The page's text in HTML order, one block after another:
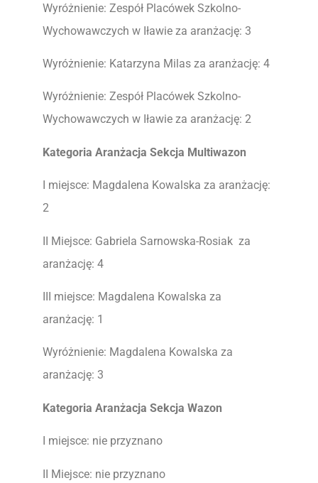
Wyróżnienie: Zespół Placówek Szkolno-
Wychowawczych w Iławie za aranżację: 3
Wyróżnienie: Katarzyna Milas za aranżację: 4
Wyróżnienie: Zespół Placówek Szkolno-
Wychowawczych w Iławie za aranżację: 2
Kategoria Aranżacja Sekcja Multiwazon
I miejsce: Magdalena Kowalska za aranżację:
2
II Miejsce: Gabriela Sarnowska-Rosiak za
aranżację: 4
III miejsce: Magdalena Kowalska za
aranżację: 1
Wyróżnienie: Magdalena Kowalska za
aranżację: 3
Kategoria Aranżacja Sekcja Wazon
I miejsce: nie przyznano
II Miejsce: nie przyznano